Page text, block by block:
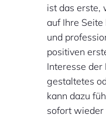
ist das erste,
auf Ihre Seite
und
positiven
Interesse der
gestaltetes
kann dazu
sofort wieder